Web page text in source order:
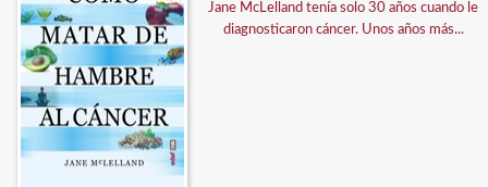
Jane McLelland tenía solo 30 años cuando le
diagnosticaron cáncer. Unos años más...